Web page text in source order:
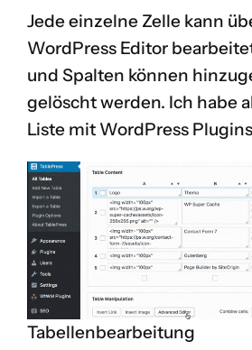
Jede einzelne Zelle kann
WordPress Editor
und Spalten können
gelöscht werden. Ich habe
Liste mit WordPress
Tabellenbearbeitung